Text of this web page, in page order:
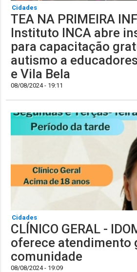
Cidades
TEA NA PRIMEIRA
Instituto INCA abre
para capacitação
autismo a
e Vila Bela
08/08/2024 - 19:11
Cidades
CLÍNICO GERAL -
oferece atendimento
comunidade
08/08/2024 - 19:09